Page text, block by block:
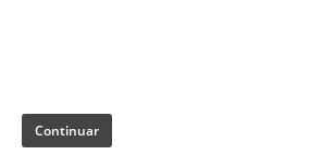
Continuar